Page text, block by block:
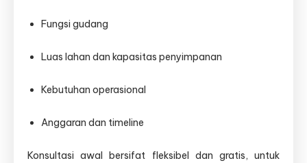
Fungsi gudang
Luas lahan dan kapasitas penyimpanan
Kebutuhan operasional
Anggaran dan timeline
Konsultasi awal bersifat fleksibel dan gratis, untuk